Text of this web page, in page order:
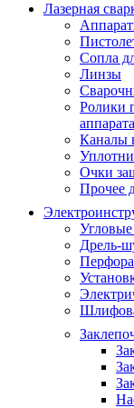
Лазерная
Сопла
Линзы
Ролики
аппарата
Каналы
Очки
Прочее
Дрель-